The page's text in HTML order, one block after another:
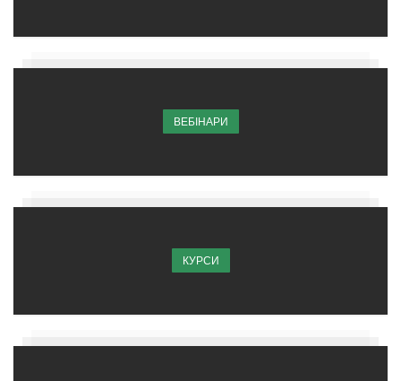
ВЕБІНАРИ
КУРСИ